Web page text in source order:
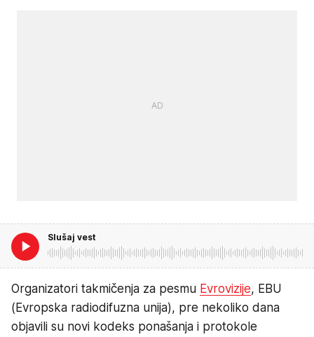
Slušaj vest
Organizatori takmičenja za pesmu Evrovizije, EBU
(Evropska radiodifuzna unija), pre nekoliko dana
objavili su novi kodeks ponašanja i protokole